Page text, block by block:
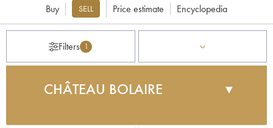
Buy SELL Price estimate Encyclopedia
Filters 1
CHÂTEAU BOLAIRE ▼